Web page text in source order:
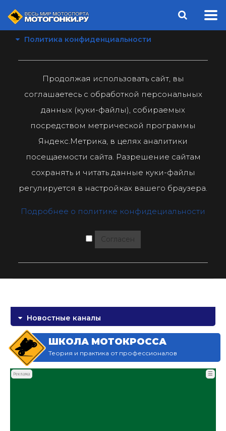
Политика конфиденциальности
Продолжая использовать сайт, вы
соглашаетесь с обработкой персональных
данных (куки-файлы), собираемых
посредством метрической программы
Яндекс.Метрика, в целях аналитики
посещаемости сайта. Разрешение сайтам
сохранять и читать данные куки-файлы
регулируется в настройках вашего браузера.
Подробнее о политике конфидециальности
Согласен
Новостные каналы
ШКОЛА МОТОКРОССА
Теория и практика от профессионалов
Реклама ☰